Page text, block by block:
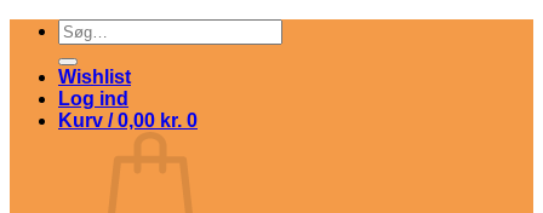
Fortsæt
indhold
Søg
efter:
Wishlist
Log ind
Kurv /0,00 kr. 0